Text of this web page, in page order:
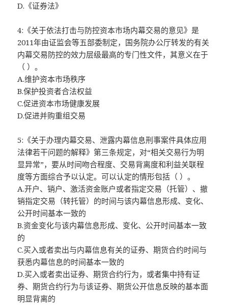
D.《证券法》
4:《关于依法打击与防控资本市场内幕交易的意见》是
2011年由证监会等五部委制定，国务院办公厅转发的有关
内幕交易防控的效力层级最高的专门性文件，其意义在于
（ ）。
A.维护资本市场秩序
B.保护投资者合法权益
C.促进资本市场健康发展
D.促进并购重组交易
5:《关于办理内幕交易、泄露内幕信息刑事案件具体应用
法律若干问题的解释》第三条规定，对“相关交易行为明
显异常”，要从时间吻合程度、交易背离度和利益关联程
度等方面综合予以认定。可以认定的情形包括（ ）。
A.开户、销户、激活资金账户或者指定交易（托管）、撤
销指定交易（转托管）的时间与该内幕信息形成、变化、
公开时间基本一致的
B.资金变化与该内幕信息形成、变化、公开时间基本一致
的
C.买入或者卖出与内幕信息有关的证券、期货合约时间与
获悉内幕信息的时间基本一致的
D.买入或者卖出证券、期货合约行为，或者集中持有证
券、期货合约行为与该证券、期货公开信息反映的基本面
明显背离的